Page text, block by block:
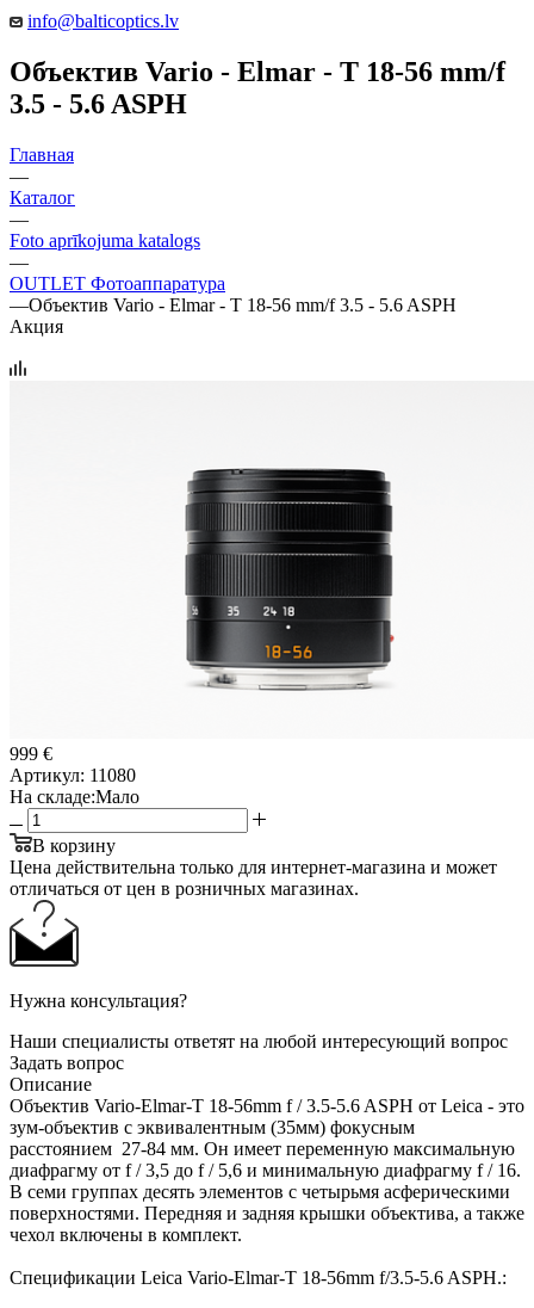
info@balticoptics.lv
Объектив Vario - Elmar - T 18-56 mm/f
3.5 - 5.6 ASPH
Главная
—
Каталог
—
Foto aprīkojuma katalogs
—
OUTLET Фотоаппаратура
—Объектив Vario - Elmar - T 18-56 mm/f 3.5 - 5.6 ASPH
Акция
999 €
Артикул: 11080
На складе:Мало
В корзину
Цена действительна только для интернет-магазина и может
отличаться от цен в розничных магазинах.
Нужна консультация?
Наши специалисты ответят на любой интересующий вопрос
Задать вопрос
Описание
Объектив Vario-Elmar-T 18-56mm f / 3.5-5.6 ASPH от Leica - это
зум-объектив с эквивалентным (35мм) фокусным
расстоянием 27-84 мм. Он имеет переменную максимальную
диафрагму от f / 3,5 до f / 5,6 и минимальную диафрагму f / 16.
В семи группах десять элементов с четырьмя асферическими
поверхностями. Передняя и задняя крышки объектива, а также
чехол включены в комплект.
Спецификации Leica Vario-Elmar-T 18-56mm f/3.5-5.6 ASPH.: